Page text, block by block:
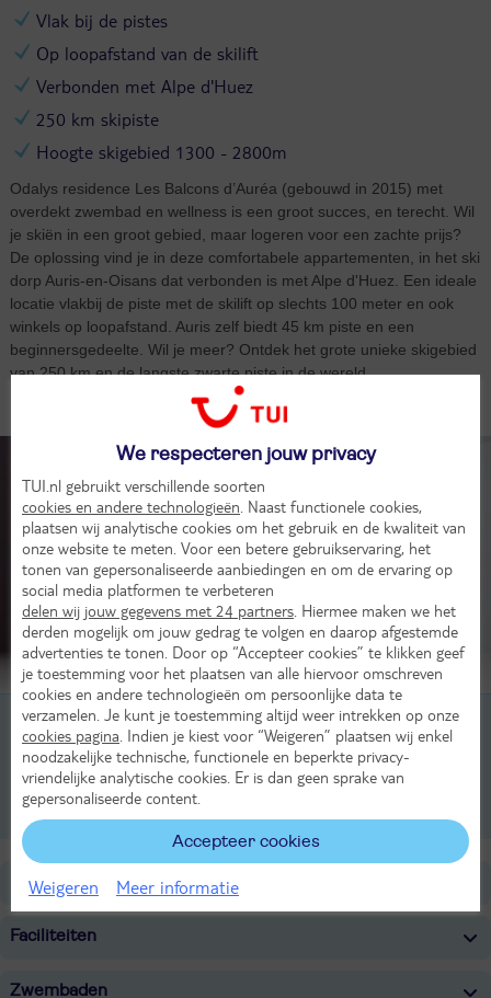
Vlak bij de pistes
Op loopafstand van de skilift
Verbonden met Alpe d'Huez
250 km skipiste
Hoogte skigebied 1300 - 2800m
Odalys residence Les Balcons d’Auréa (gebouwd in 2015) met
overdekt zwembad en wellness is een groot succes, en terecht. Wil
je skiën in een groot gebied, maar logeren voor een zachte prijs?
De oplossing vind je in deze comfortabele appartementen, in het ski
dorp Auris-en-Oisans dat verbonden is met Alpe d'Huez. Een ideale
locatie vlakbij de piste met de skilift op slechts 100 meter en ook
winkels op loopafstand. Auris zelf biedt 45 km piste en een
beginnersgedeelte. Wil je meer? Ontdek het grote unieke skigebied
van 250 km en de langste zwarte piste in de wereld.
Beoordeling van 4 TUI-gasten
2-kamer appartement, 1-4 pers
3-kamer appartement, 1-6 pers
Ligging
Faciliteiten
Zwembaden
We respecteren jouw privacy
TUI.nl gebruikt verschillende soorten
cookies en andere technologieën . Naast functionele cookies,
plaatsen wij analytische cookies om het gebruik en de kwaliteit van
onze website te meten. Voor een betere gebruikservaring, het
tonen van gepersonaliseerde aanbiedingen en om de ervaring op
social media platformen te verbeteren
delen wij jouw gegevens met 24 partners . Hiermee maken we het
derden mogelijk om jouw gedrag te volgen en daarop afgestemde
advertenties te tonen. Door op “Accepteer cookies” te klikken geef
je toestemming voor het plaatsen van alle hiervoor omschreven
cookies en andere technologieën om persoonlijke data te
verzamelen. Je kunt je toestemming altijd weer intrekken op onze
cookies pagina . Indien je kiest voor “Weigeren” plaatsen wij enkel
noodzakelijke technische, functionele en beperkte privacy-
vriendelijke analytische cookies. Er is dan geen sprake van
gepersonaliseerde content.
Accepteer cookies
Weigeren Meer informatie